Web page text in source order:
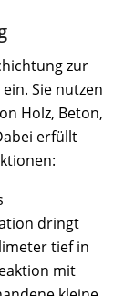
zur
Sie nutzen
Holz, Beton,
erfüllt
dringt
tief in
mit